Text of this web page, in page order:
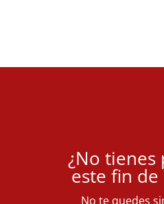
¿No tienes
este fin de
No te quedes